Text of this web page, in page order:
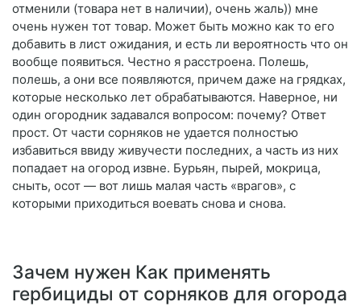
отменили (товара нет в наличии), очень жаль)) мне
очень нужен тот товар. Может быть можно как то его
добавить в лист ожидания, и есть ли вероятность что он
вообще появиться. Честно я расстроена. Полешь,
полешь, а они все появляются, причем даже на грядках,
которые несколько лет обрабатываются. Наверное, ни
один огородник задавался вопросом: почему? Ответ
прост. От части сорняков не удается полностью
избавиться ввиду живучести последних, а часть из них
попадает на огород извне. Бурьян, пырей, мокрица,
сныть, осот — вот лишь малая часть «врагов», с
которыми приходиться воевать снова и снова.
Зачем нужен Как применять
гербициды от сорняков для огорода